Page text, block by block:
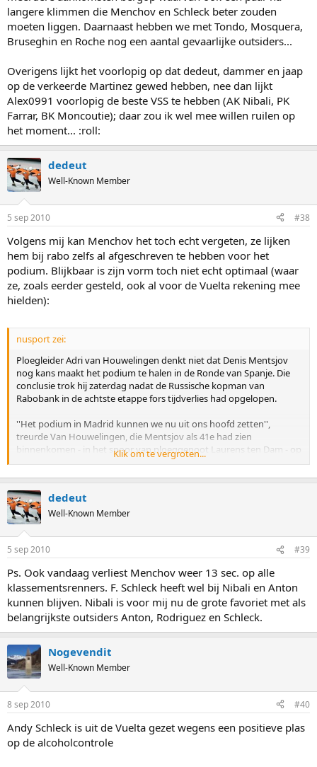
langere klimmen die Menchov en Schleck beter zouden
moeten liggen. Daarnaast hebben we met Tondo, Mosquera,
Bruseghin en Roche nog een aantal gevaarlijke outsiders...
Overigens lijkt het voorlopig op dat dedeut, dammer en jaap
op de verkeerde Martinez gewed hebben, nee dan lijkt
Alex0991 voorlopig de beste VSS te hebben (AK Nibali, PK
Farrar, BK Moncoutie); daar zou ik wel mee willen ruilen op
het moment... :roll:
dedeut
Well-Known Member
5 sep 2010 #38
Volgens mij kan Menchov het toch echt vergeten, ze lijken
hem bij rabo zelfs al afgeschreven te hebben voor het
podium. Blijkbaar is zijn vorm toch niet echt optimaal (waar
ze, zoals eerder gesteld, ook al voor de Vuelta rekening mee
hielden):
nusport zei:
Ploegleider Adri van Houwelingen denkt niet dat Denis Mentsjov
nog kans maakt het podium te halen in de Ronde van Spanje. Die
conclusie trok hij zaterdag nadat de Russische kopman van
Rabobank in de achtste etappe fors tijdverlies had opgelopen.
''Het podium in Madrid kunnen we nu uit ons hoofd zetten'',
treurde Van Houwelingen, die Mentsjov als 41e had zien
binnenkomen - in het spoor van ploeggenoot Laurens ten Dam - op
bijna vier minuten van ritwinnaar David Moncoutié.
De Rus was vroeg in de rit ten val gekomen, sloot wel weer aan bij
de groep maar kwam in de steile slotklim in de problemen.
''Met een pijnlijke knie en elleboog is zo'n steile slotklim net een
maatje te groot'', meende Van Houwelingen op de website van de
ploeg.
''Ik heb er toch steeds rekening mee gehouden dat Denis tol zou
moeten betalen voor zijn inspanningen in de Tour, dus zo hard
Klik om te vergroten...
dedeut
Well-Known Member
5 sep 2010 #39
Ps. Ook vandaag verliest Menchov weer 13 sec. op alle
klassementsrenners. F. Schleck heeft wel bij Nibali en Anton
kunnen blijven. Nibali is voor mij nu de grote favoriet met als
belangrijkste outsiders Anton, Rodriguez en Schleck.
Nogevendit
Well-Known Member
8 sep 2010 #40
Andy Schleck is uit de Vuelta gezet wegens een positieve plas
op de alcoholcontrole